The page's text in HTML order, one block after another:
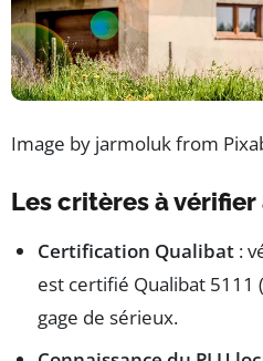
Image by jarmoluk from
Les critères à
Certification Qualibat :
est certifié Qualibat 5111
gage de sérieux.